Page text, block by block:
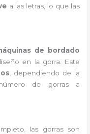
a las letras, lo que las
de bordado
en la gorra. Este
, dependiendo de la
de gorras a
las gorras son